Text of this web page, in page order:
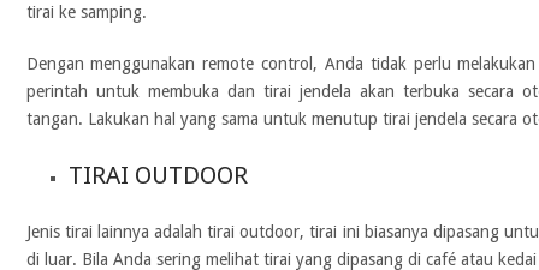
tirai ke samping.
Dengan menggunakan remote control, Anda tidak perlu
perintah untuk membuka dan tirai jendela akan terbuka secara
tangan. Lakukan hal yang sama untuk menutup tirai jendela secara
TIRAI OUTDOOR
Jenis tirai lainnya adalah tirai outdoor, tirai ini biasanya dipasang
di luar. Bila Anda sering melihat tirai yang dipasang di café atau